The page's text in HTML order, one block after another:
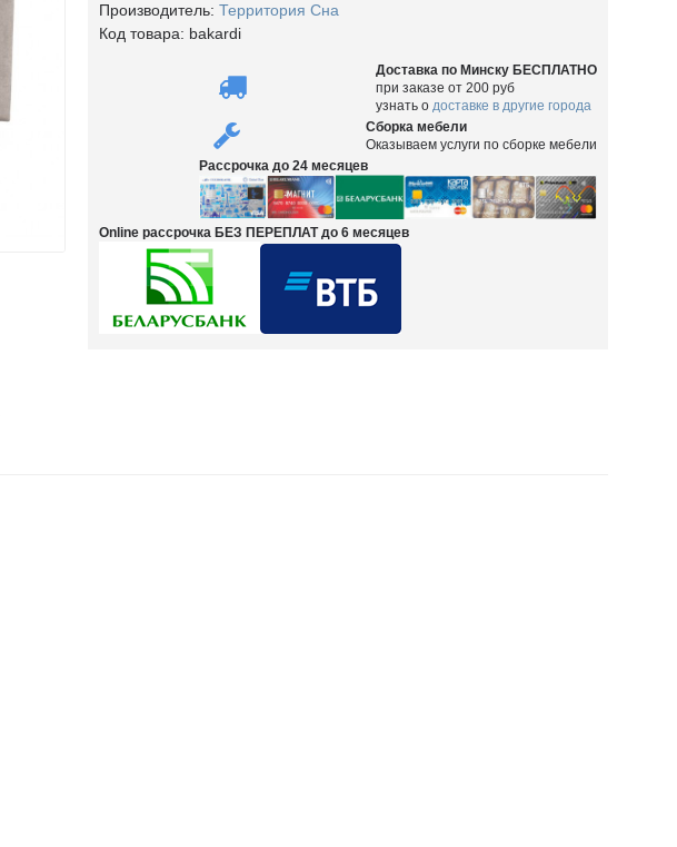
Производитель: Территория Сна
Код товара: bakardi
Доставка по Минску БЕСПЛАТНО
при заказе от 200 руб
узнать о доставке в другие города
Сборка мебели
Оказываем услуги по сборке мебели
Рассрочка до 24 месяцев
Online рассрочка БЕЗ ПЕРЕПЛАТ до 6 месяцев